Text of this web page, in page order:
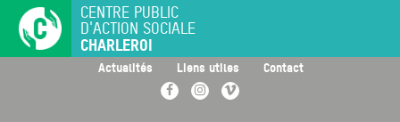
principal
CENTRE PUBLIC
D'ACTION SOCIALE
CHARLEROI
Actualités Liens utiles Contact
FacebookInstagramVimeo